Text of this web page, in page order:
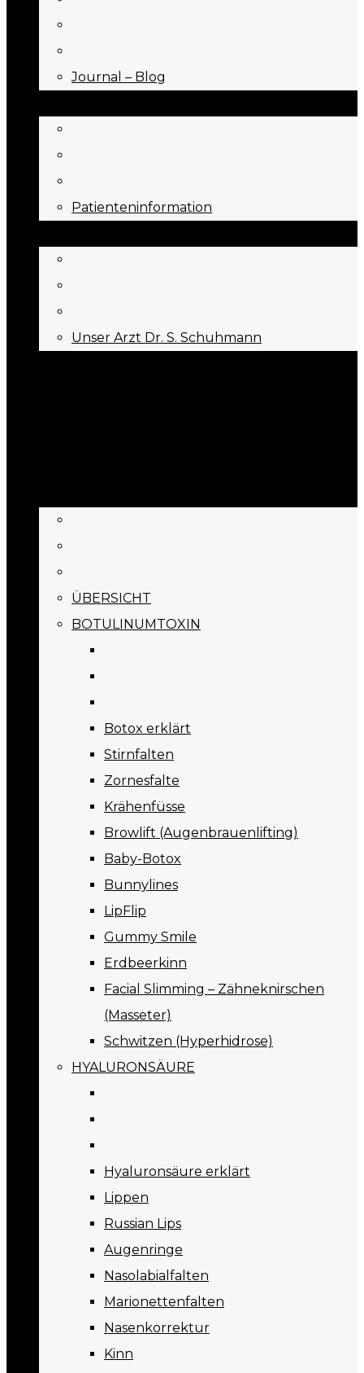
Journal – Blog
Patienteninformation
Unser Arzt Dr. S. Schuhmann
ÜBERSICHT
BOTULINUMTOXIN
Botox erklärt
Stirnfalten
Zornesfalte
Krähenfüsse
Browlift (Augenbrauenlifting)
Baby-Botox
Bunnylines
LipFlip
Gummy Smile
Erdbeerkinn
Facial Slimming – Zähneknirschen
(Masseter)
Schwitzen (Hyperhidrose)
HYALURONSÄURE
Hyaluronsäure erklärt
Lippen
Russian Lips
Augenringe
Nasolabialfalten
Marionettenfalten
Nasenkorrektur
Kinn